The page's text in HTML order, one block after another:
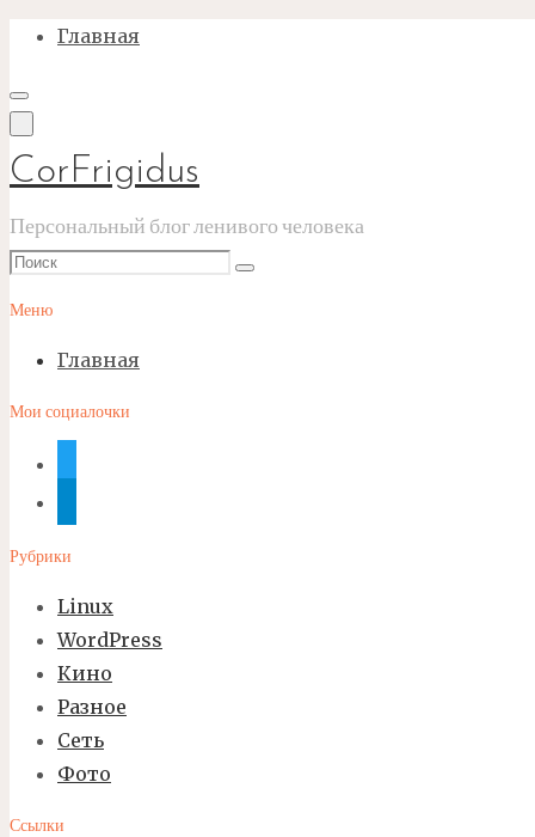
Перейти
содержимому
Главная
CorFrigidus
Персональный блог ленивого человека
Что
Поиск
Меню
Главная
Мои социалочки
Рубрики
Linux
WordPress
Кино
Разное
Сеть
Фото
Ссылки